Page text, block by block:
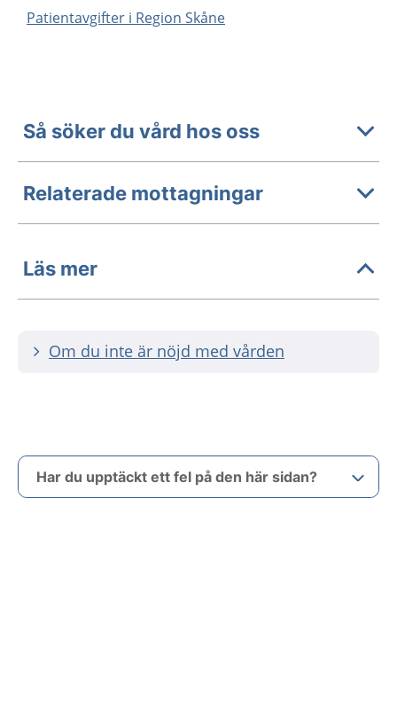
Patientavgifter i Region Skåne
Så söker du vård hos oss
Relaterade mottagningar
Läs mer
Om du inte är nöjd med vården
Har du upptäckt ett fel på den här sidan?